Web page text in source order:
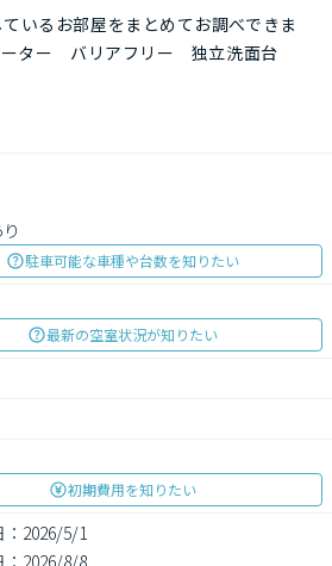
いるお部屋をまとめてお調べできま
ター バリアフリー 独立洗面台
駐車可能な車種や台数を知りたい
最新の空室状況が知りたい
初期費用を知りたい
：2026/5/1
：2026/8/8